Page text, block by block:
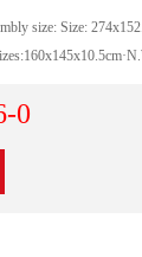
size: Size:
0